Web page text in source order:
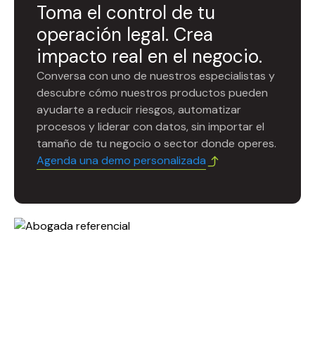
Toma el control de tu
operación legal. Crea
impacto real en el negocio.
Conversa con uno de nuestros especialistas y
descubre cómo nuestros productos pueden
ayudarte a reducir riesgos, automatizar
procesos y liderar con datos, sin importar el
tamaño de tu negocio o sector donde operes.
Agenda una demo personalizada